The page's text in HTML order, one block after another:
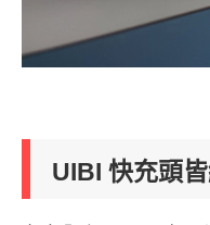
UIBI 快充頭